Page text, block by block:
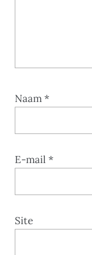
Naam*
E-mail *
Site